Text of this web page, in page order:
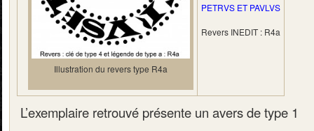
Illustration du revers type R4a
PETRVS ET PAVLVS
Revers INEDIT : R4a
L’exemplaire retrouvé présente un avers de type 1